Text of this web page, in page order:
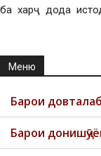
ба харҷ дода
Меню
Барои
Барои